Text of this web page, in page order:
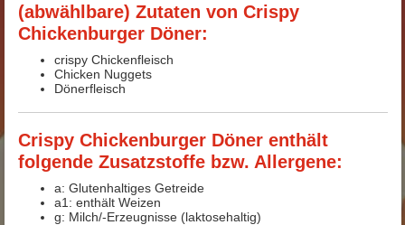
(abwählbare) Zutaten von Crispy
Chickenburger Döner:
crispy Chickenfleisch
Chicken Nuggets
Dönerfleisch
Crispy Chickenburger Döner enthält
folgende Zusatzstoffe bzw. Allergene:
a: Glutenhaltiges Getreide
a1: enthält Weizen
g: Milch/-Erzeugnisse (laktosehaltig)